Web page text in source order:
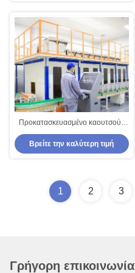
Προκατασκευασμένο καουτσούκ
FKM Σειράς FD, 20-60 Mooney
Viscosity για Σφραγίδες
Βρείτε την καλύτερη τιμή
1 2 3
Γρήγορη επικοινωνία